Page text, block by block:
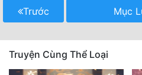
Linh Dị
Lịch Sử
Trước Mục
Truyện Cùng Thể Loại